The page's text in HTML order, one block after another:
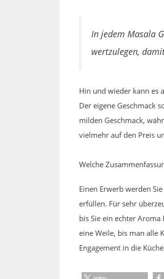
In jedem Masala
wertzulegen,
Hin und wieder kann es
Der eigene Geschmack
milden Geschmack,
vielmehr auf den Preis
Welche
Einen Erwerb werden
erfüllen. Für sehr
bis Sie ein echter Aroma
eine Weile, bis man alle
Engagement in die